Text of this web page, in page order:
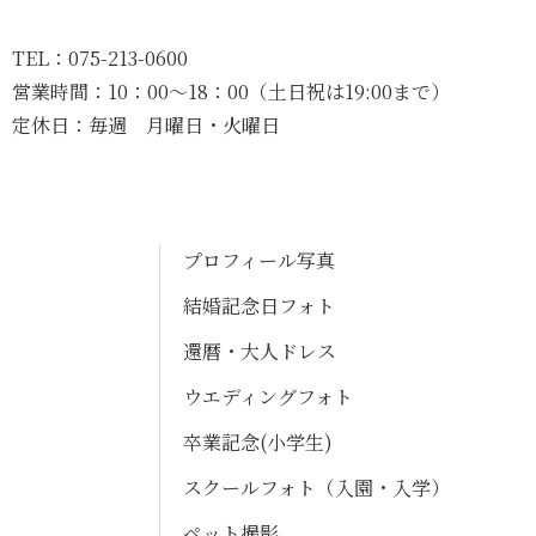
TEL： 075-213-0600
営業時間： 10：00〜18：00（土日祝は19:00まで）
定休日： 毎週 月曜日・火曜日
プロフィール写真
結婚記念日フォト
還暦・大人ドレス
ウエディングフォト
卒業記念(小学生)
スクールフォト（入園・入学）